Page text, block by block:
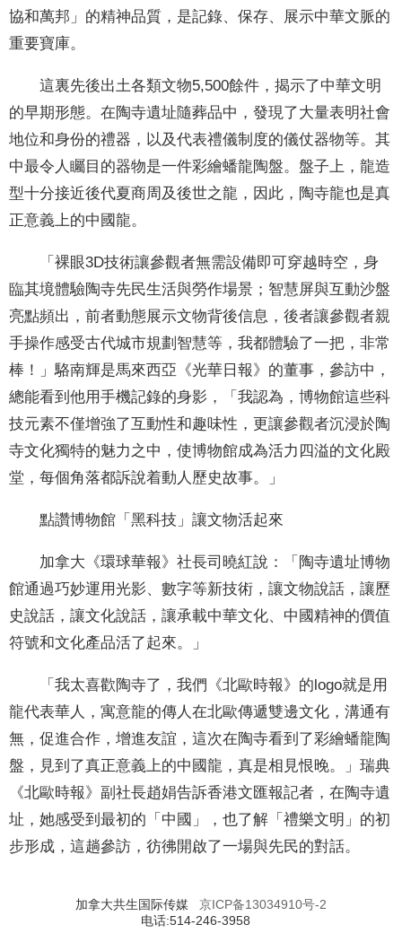
協和萬邦」的精神品質，是記錄、保存、展示中華文脈的
重要寶庫。
這裏先後出土各類文物5,500餘件，揭示了中華文明
的早期形態。在陶寺遺址隨葬品中，發現了大量表明社會
地位和身份的禮器，以及代表禮儀制度的儀仗器物等。其
中最令人矚目的器物是一件彩繪蟠龍陶盤。盤子上，龍造
型十分接近後代夏商周及後世之龍，因此，陶寺龍也是真
正意義上的中國龍。
「裸眼3D技術讓參觀者無需設備即可穿越時空，身
臨其境體驗陶寺先民生活與勞作場景；智慧屏與互動沙盤
亮點頻出，前者動態展示文物背後信息，後者讓參觀者親
手操作感受古代城市規劃智慧等，我都體驗了一把，非常
棒！」駱南輝是馬來西亞《光華日報》的董事，參訪中，
總能看到他用手機記錄的身影，「我認為，博物館這些科
技元素不僅增強了互動性和趣味性，更讓參觀者沉浸於陶
寺文化獨特的魅力之中，使博物館成為活力四溢的文化殿
堂，每個角落都訴說着動人歷史故事。」
點讚博物館「黑科技」讓文物活起來
加拿大《環球華報》社長司曉紅說：「陶寺遺址博物
館通過巧妙運用光影、數字等新技術，讓文物說話，讓歷
史說話，讓文化說話，讓承載中華文化、中國精神的價值
符號和文化產品活了起來。」
「我太喜歡陶寺了，我們《北歐時報》的logo就是用
龍代表華人，寓意龍的傳人在北歐傳遞雙邊文化，溝通有
無，促進合作，增進友誼，這次在陶寺看到了彩繪蟠龍陶
盤，見到了真正意義上的中國龍，真是相見恨晚。」瑞典
《北歐時報》副社長趙娟告訴香港文匯報記者，在陶寺遺
址，她感受到最初的「中國」，也了解「禮樂文明」的初
步形成，這趟參訪，彷彿開啟了一場與先民的對話。
加拿大共生国际传媒 京ICP备13034910号-2
电话:514-246-3958